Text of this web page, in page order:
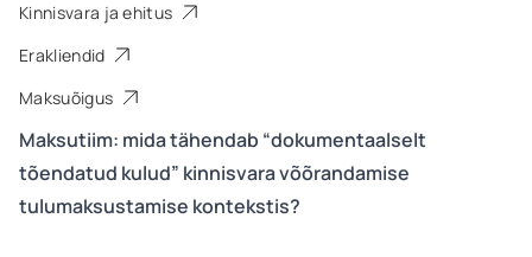
Kinnisvara ja ehitus
Erakliendid
Maksuõigus
Maksutiim: mida tähendab “dokumentaalselt
tõendatud kulud” kinnisvara võõrandamise
tulumaksustamise kontekstis?